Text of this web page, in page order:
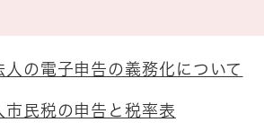
人の電子申告の義務化について
市民税の申告と税率表